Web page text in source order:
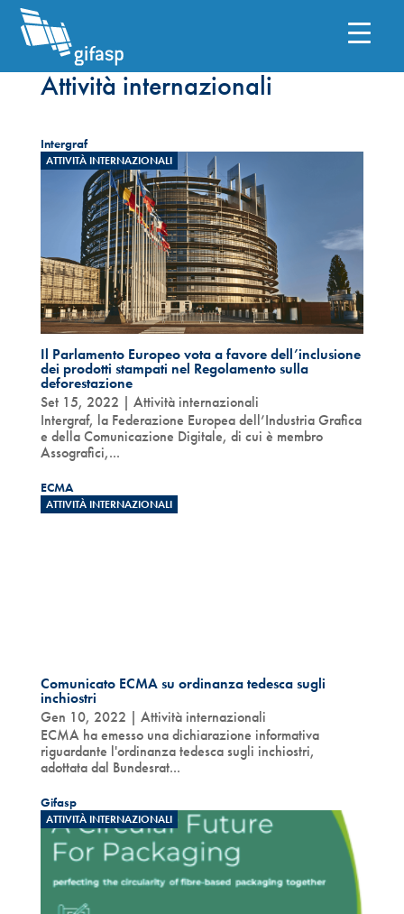
Attività internazionali
Intergraf
ATTIVITÀ INTERNAZIONALI
Il Parlamento Europeo vota a favore dell’inclusione
dei prodotti stampati nel Regolamento sulla
deforestazione
Set 15, 2022 | Attività internazionali
Intergraf, la Federazione Europea dell’Industria Grafica
e della Comunicazione Digitale, di cui è membro
Assografici,...
ECMA
ATTIVITÀ INTERNAZIONALI
Comunicato ECMA su ordinanza tedesca sugli
inchiostri
Gen 10, 2022 | Attività internazionali
ECMA ha emesso una dichiarazione informativa
riguardante l'ordinanza tedesca sugli inchiostri,
adottata dal Bundesrat...
Gifasp
ATTIVITÀ INTERNAZIONALI